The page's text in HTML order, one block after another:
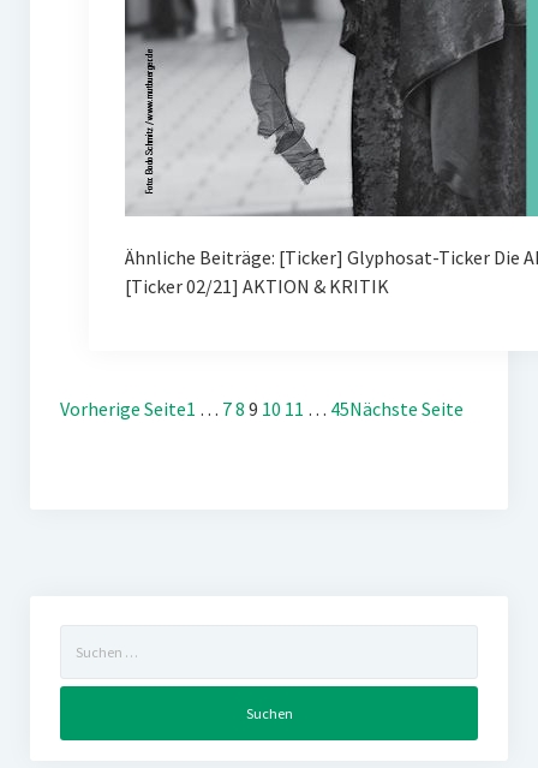
Ähnliche Beiträge: [Ticker] Glyphosat-Ticker Die
[Ticker 02/21] AKTION & KRITIK
Vorherige Seite1 … 78 9 10 11 … 45Nächste Seite
nach: